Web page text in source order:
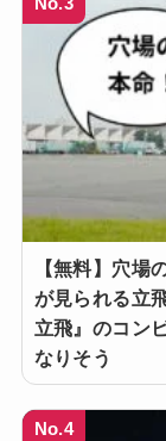
【無料】穴場
が見られる立
立飛』のコン
なりそう
No.4